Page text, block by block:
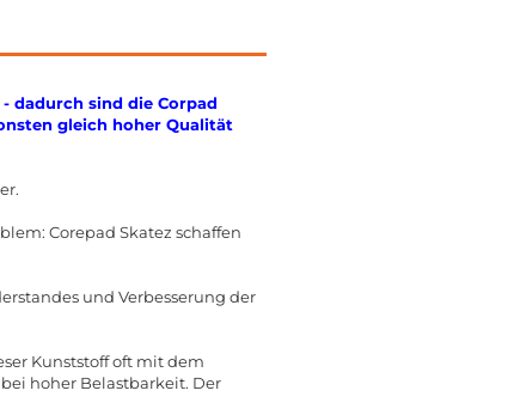
dadurch sind die Corpad
gleich hoher Qualität
Corepad Skatez schaffen
und Verbesserung der
Kunststoff oft mit dem
hoher Belastbarkeit. Der